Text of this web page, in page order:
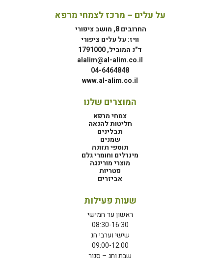
על עלים – מרכז לצמחי מרפא
החרובים 8, מושב ציפורי
וויז: על עלים ציפורי
ד"נ המוביל, 1791000
alalim@al-alim.co.il
04-6464848
www.al-alim.co.il
המוצרים שלנו
צמחי מרפא
חליטות להנאה
תבלינים
שמנים
תוספי תזונה
מינרלים וחומרי גלם
מוצרי מורינגה
פטריות
אביזרים
שעות פעילות
ראשון עד חמישי
08:30-16:30
שישי וערבי חג
09:00-12:00
שבת וחג – סגור